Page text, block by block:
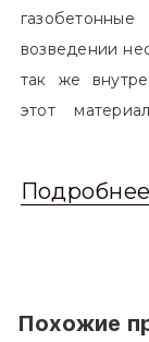
газобетонные блоки часто используются при
возведении
так же
этот
обычный
Подробнее
Похожие